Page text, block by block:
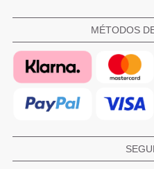
MÉTODOS